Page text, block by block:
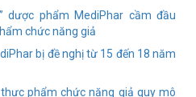
dược phẩm MediPhar cầm đầu
chức năng giả
bị đề nghị từ 15 đến 18 năm
phẩm chức năng giả quy mô